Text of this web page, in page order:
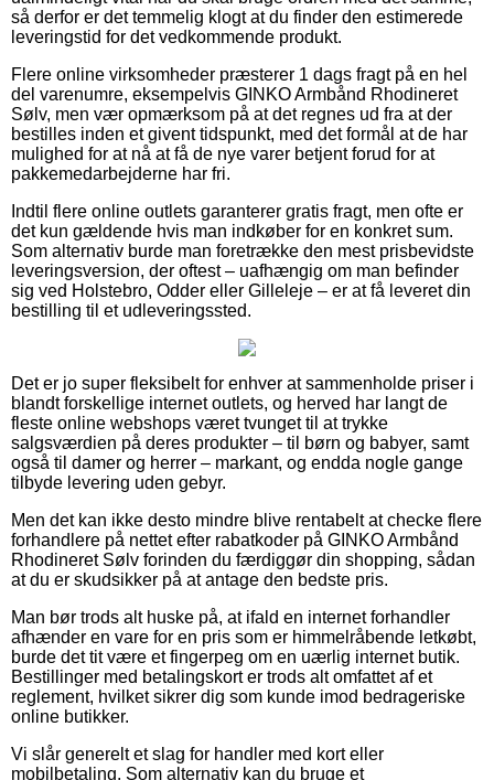
så derfor er det temmelig klogt at du finder den estimerede
leveringstid for det vedkommende produkt.
Flere online virksomheder præsterer 1 dags fragt på en hel
del varenumre, eksempelvis GINKO Armbånd Rhodineret
Sølv, men vær opmærksom på at det regnes ud fra at der
bestilles inden et givent tidspunkt, med det formål at de har
mulighed for at nå at få de nye varer betjent forud for at
pakkemedarbejderne har fri.
Indtil flere online outlets garanterer gratis fragt, men ofte er
det kun gældende hvis man indkøber for en konkret sum.
Som alternativ burde man foretrække den mest prisbevidste
leveringsversion, der oftest – uafhængig om man befinder
sig ved Holstebro, Odder eller Gilleleje – er at få leveret din
bestilling til et udleveringssted.
Det er jo super fleksibelt for enhver at sammenholde priser i
blandt forskellige internet outlets, og herved har langt de
fleste online webshops været tvunget til at trykke
salgsværdien på deres produkter – til børn og babyer, samt
også til damer og herrer – markant, og endda nogle gange
tilbyde levering uden gebyr.
Men det kan ikke desto mindre blive rentabelt at checke flere
forhandlere på nettet efter rabatkoder på GINKO Armbånd
Rhodineret Sølv forinden du færdiggør din shopping, sådan
at du er skudsikker på at antage den bedste pris.
Man bør trods alt huske på, at ifald en internet forhandler
afhænder en vare for en pris som er himmelråbende letkøbt,
burde det tit være et fingerpeg om en uærlig internet butik.
Bestillinger med betalingskort er trods alt omfattet af et
reglement, hvilket sikrer dig som kunde imod bedrageriske
online butikker.
Vi slår generelt et slag for handler med kort eller
mobilbetaling. Som alternativ kan du bruge et